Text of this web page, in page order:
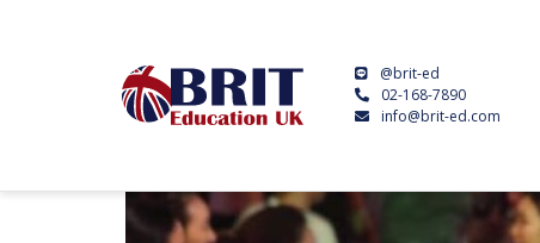
@brit-ed
02-168-7890
info@brit-ed.com